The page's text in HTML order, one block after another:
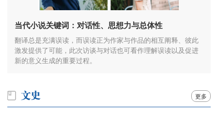
当代小说关键词：对话性、思想力与总体性
翻译总是充满误读，而误读正为作家与作品的相互阐释、彼此
激发提供了可能，此次访谈与对话也可看作理解误读以及促进
新的意义生成的重要过程。
更多